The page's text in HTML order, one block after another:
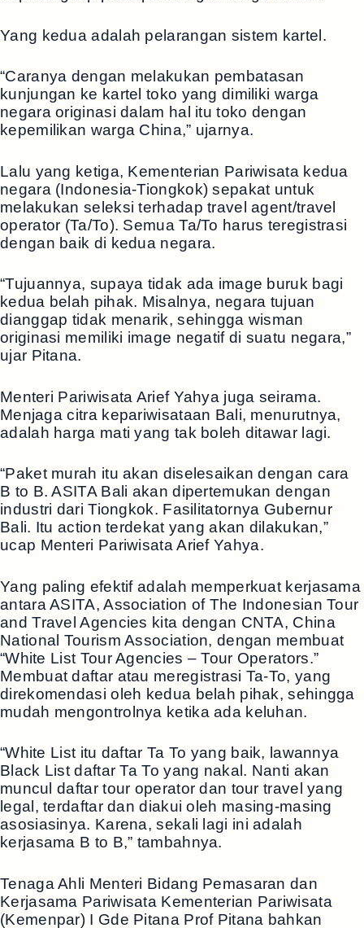
Yang kedua adalah pelarangan sistem kartel.
“Caranya dengan melakukan pembatasan
kunjungan ke kartel toko yang dimiliki warga
negara originasi dalam hal itu toko dengan
kepemilikan warga China,” ujarnya.
Lalu yang ketiga, Kementerian Pariwisata kedua
negara (Indonesia-Tiongkok) sepakat untuk
melakukan seleksi terhadap travel agent/travel
operator (Ta/To). Semua Ta/To harus teregistrasi
dengan baik di kedua negara.
“Tujuannya, supaya tidak ada image buruk bagi
kedua belah pihak. Misalnya, negara tujuan
dianggap tidak menarik, sehingga wisman
originasi memiliki image negatif di suatu negara,”
ujar Pitana.
Menteri Pariwisata Arief Yahya juga seirama.
Menjaga citra kepariwisataan Bali, menurutnya,
adalah harga mati yang tak boleh ditawar lagi.
“Paket murah itu akan diselesaikan dengan cara
B to B. ASITA Bali akan dipertemukan dengan
industri dari Tiongkok. Fasilitatornya Gubernur
Bali. Itu action terdekat yang akan dilakukan,”
ucap Menteri Pariwisata Arief Yahya.
Yang paling efektif adalah memperkuat kerjasama
antara ASITA, Association of The Indonesian Tour
and Travel Agencies kita dengan CNTA, China
National Tourism Association, dengan membuat
“White List Tour Agencies – Tour Operators.”
Membuat daftar atau meregistrasi Ta-To, yang
direkomendasi oleh kedua belah pihak, sehingga
mudah mengontrolnya ketika ada keluhan.
“White List itu daftar Ta To yang baik, lawannya
Black List daftar Ta To yang nakal. Nanti akan
muncul daftar tour operator dan tour travel yang
legal, terdaftar dan diakui oleh masing-masing
asosiasinya. Karena, sekali lagi ini adalah
kerjasama B to B,” tambahnya.
Tenaga Ahli Menteri Bidang Pemasaran dan
Kerjasama Pariwisata Kementerian Pariwisata
(Kemenpar) I Gde Pitana Prof Pitana bahkan